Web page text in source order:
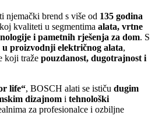
njemački brend s više od 135 godina
kvaliteti u segmentima alata, vrtne
i pametnih rješenja za dom. S
u proizvodnji električnog alata,
koji traže pouzdanost, dugotrajnost i
life“, BOSCH alati se ističu dugim
dizajnom i tehnološki
za profesionalce i ozbiljne